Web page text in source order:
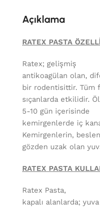
Açıklama
RATEX PASTA
Ratex; gelişmiş
antikoagülan olan,
bir rodentisittir. Tüm
sıçanlarda etkilidir.
5-10 gün içerisinde
kemirgenlerde iç
Kemirgenlerin,
gözden uzak olan
RATEX PASTA
Ratex Pasta,
kapalı alanlarda;